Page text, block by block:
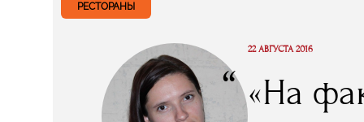
групп
РЕСТОРАНЫ
“
22 АВГУСТА 2016
«На